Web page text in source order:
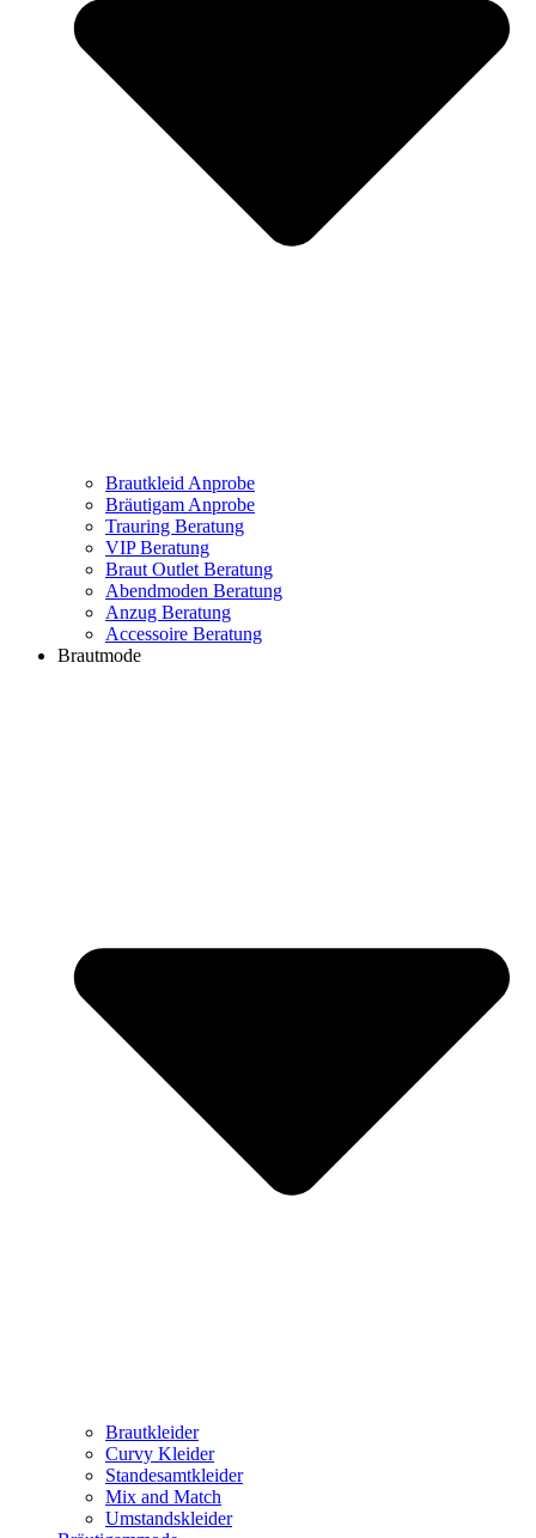
Brautkleid Anprobe
Bräutigam Anprobe
Trauring Beratung
VIP Beratung
Braut Outlet Beratung
Abendmoden Beratung
Anzug Beratung
Accessoire Beratung
Brautmode
Brautkleider
Curvy Kleider
Standesamtkleider
Mix and Match
Umstandskleider